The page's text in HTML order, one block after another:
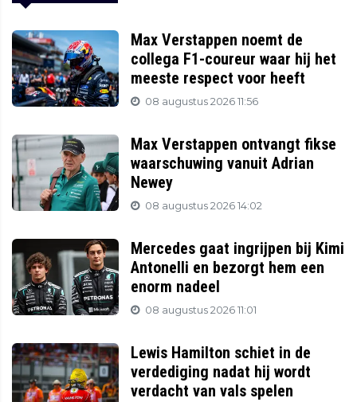
Max Verstappen noemt de
collega F1-coureur waar hij het
meeste respect voor heeft
08 augustus 2026 11:56
Max Verstappen ontvangt fikse
waarschuwing vanuit Adrian
Newey
08 augustus 2026 14:02
Mercedes gaat ingrijpen bij Kimi
Antonelli en bezorgt hem een
enorm nadeel
08 augustus 2026 11:01
Lewis Hamilton schiet in de
verdediging nadat hij wordt
verdacht van vals spelen